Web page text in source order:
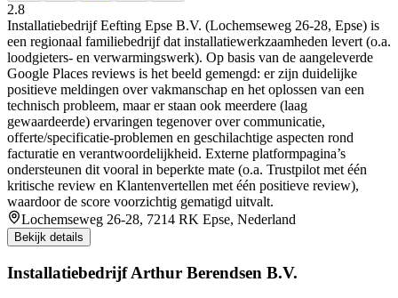
2.8
Installatiebedrijf Eefting Epse B.V. (Lochemseweg 26-28, Epse) is
een regionaal familiebedrijf dat installatiewerkzaamheden levert (o.a.
loodgieters- en verwarmingswerk). Op basis van de aangeleverde
Google Places reviews is het beeld gemengd: er zijn duidelijke
positieve meldingen over vakmanschap en het oplossen van een
technisch probleem, maar er staan ook meerdere (laag
gewaardeerde) ervaringen tegenover over communicatie,
offerte/specificatie-problemen en geschilachtige aspecten rond
facturatie en verantwoordelijkheid. Externe platformpagina’s
ondersteunen dit vooral in beperkte mate (o.a. Trustpilot met één
kritische review en Klantenvertellen met één positieve review),
waardoor de score voorzichtig gematigd uitvalt.
Lochemseweg 26-28, 7214 RK Epse, Nederland
Bekijk details
Installatiebedrijf Arthur Berendsen B.V.